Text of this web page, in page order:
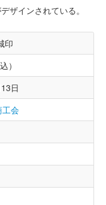
ザインされている。
印
）
日
工会